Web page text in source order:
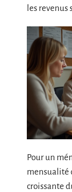
les
Pour un
mensualité
croissante